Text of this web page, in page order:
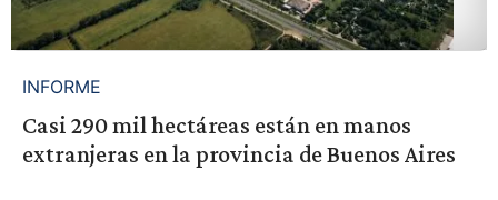
INFORME
Casi 290 mil hectáreas están en manos
extranjeras en la provincia de Buenos Aires